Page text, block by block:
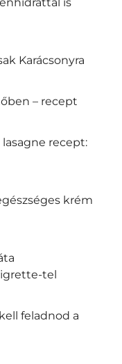
Karácsonyra
– recept
recept:
krém
tel
feladnod a